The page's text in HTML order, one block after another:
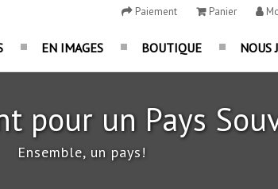
Paiement Panier
EN IMAGES BOUTIQUE NOUS
pour un Pays
Ensemble, un pays!